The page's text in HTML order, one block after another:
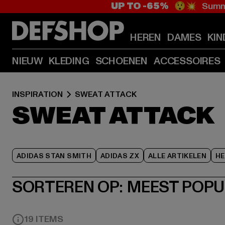
UP TO -65% 😲💥
HEREN DAMES
NIEUW KLEDING SCHOENEN ACCESSOIRES
INSPIRATION SWEAT ATTACK
SWEAT ATTACK
ADIDAS STAN SMITH ADIDAS ZX ALLE ARTIKELEN
SORTEREN OP: MEEST
19 ITEMS